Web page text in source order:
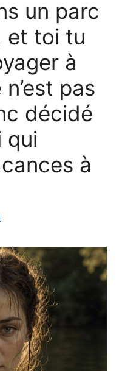
un parc
et toi tu
à
n’est pas
décidé
qui
à